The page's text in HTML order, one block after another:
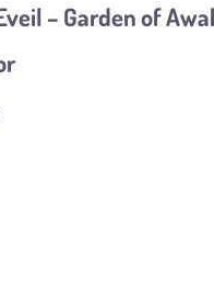
– Garden of